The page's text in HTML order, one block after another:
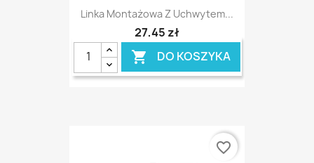
Linka Montażowa Z Uchwytem...
27,45 zł
 DO KOSZYKA
favorite_border